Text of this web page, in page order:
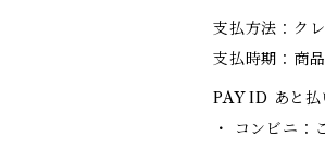
支払方法：ク
支払時期：商
PAY ID あと払
・ コンビニ：